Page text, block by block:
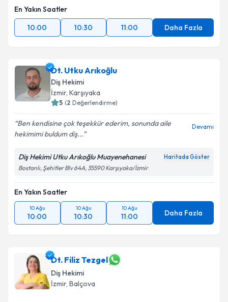
En Yakın Saatler
10:00
10:30 11:00 Daha Fazla
Dt. Utku Arıkoğlu
Diş Hekimi
İzmir, Karşıyaka
5 (2 Değerlendirme)
Ben kendisine çok teşekkür ederim, sonunda aile
hekimimi buldum diş...
Devamı
Diş Hekimi Utku Arıkoğlu Muayenehanesi Haritada Göster
Bostanlı, Şehitler Blv 64A, 35590 Karşıyaka/İzmir
En Yakın Saatler
10 Ağu
10:00
10 Ağu
10:30
10 Ağu
11:00 Daha Fazla
Dt. Filiz Tezgel
Diş Hekimi
İzmir, Balçova